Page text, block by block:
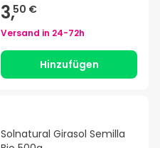
3,50 €
Versand in 24-72h
Hinzufügen
Solnatural Girasol Semilla